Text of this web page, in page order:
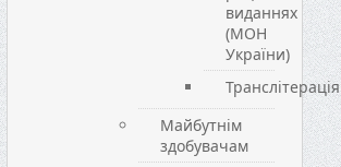
виданнях
(МОН
України)
Транслітерація
Майбутнім
здобувачам